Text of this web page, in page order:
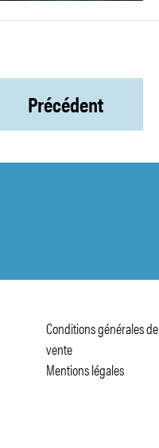
Précédent
Conditions générales de
vente
Mentions légales